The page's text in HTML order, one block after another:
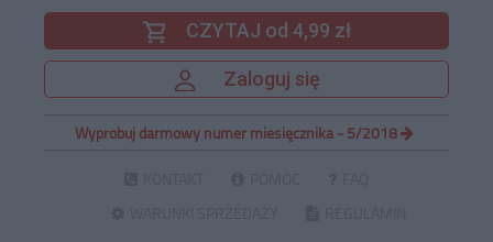
CZYTAJ od 4,99 zł
Zaloguj się
Wypróbuj darmowy numer miesięcznika - 5/2018